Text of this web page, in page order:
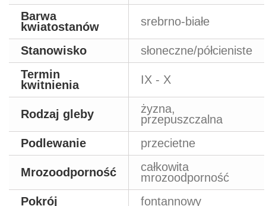
Barwa
kwiatostanów
srebrno-białe
Stanowisko
słoneczne/półcieniste
Termin
kwitnienia
IX - X
Rodzaj gleby
żyzna,
przepuszczalna
Podlewanie
przecietne
Mrozoodporność
całkowita
mrozoodporność
Pokrój
fontannowy